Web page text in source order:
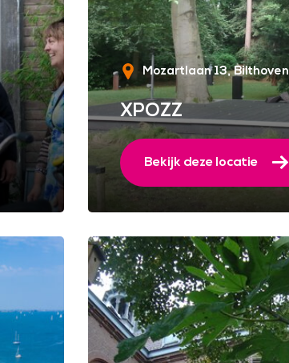
Mozartlaan 13 Bilthoven
XPOZZ
Bekijk deze locatie